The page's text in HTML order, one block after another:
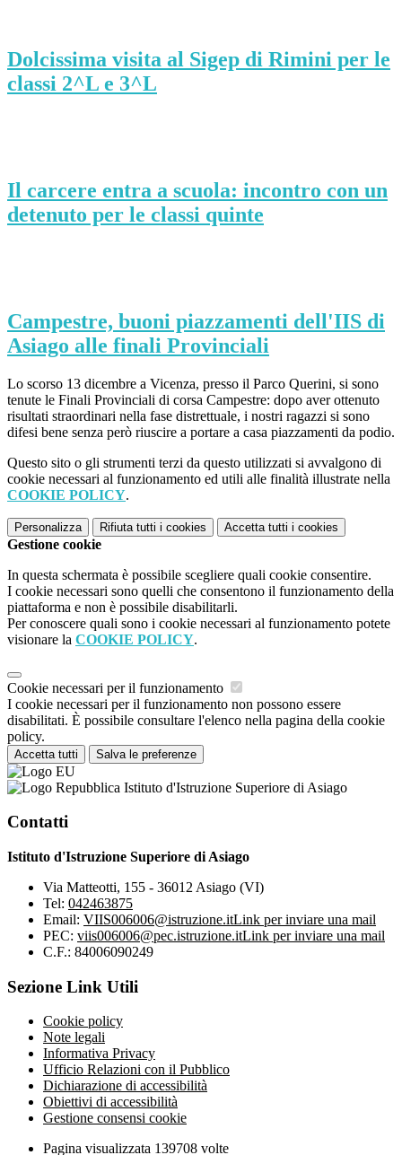
Dolcissima visita al Sigep di Rimini per le
classi 2^L e 3^L
Il carcere entra a scuola: incontro con un
detenuto per le classi quinte
Campestre, buoni piazzamenti dell'IIS di
Asiago alle finali Provinciali
Lo scorso 13 dicembre a Vicenza, presso il Parco Querini, si sono
tenute le Finali Provinciali di corsa Campestre: dopo aver ottenuto
risultati straordinari nella fase distrettuale, i nostri ragazzi si sono
difesi bene senza però riuscire a portare a casa piazzamenti da podio.
Questo sito o gli strumenti terzi da questo utilizzati si avvalgono di
cookie necessari al funzionamento ed utili alle finalità illustrate nella
COOKIE POLICY.
Personalizza Rifiuta tutti i cookies Accetta tutti i cookies
Gestione cookie
In questa schermata è possibile scegliere quali cookie consentire.
I cookie necessari sono quelli che consentono il funzionamento della
piattaforma e non è possibile disabilitarli.
Per conoscere quali sono i cookie necessari al funzionamento potete
visionare la COOKIE POLICY.
Cookie necessari per il funzionamento
I cookie necessari per il funzionamento non possono essere
disabilitati. È possibile consultare l'elenco nella pagina della cookie
policy.
Accetta tutti Salva le preferenze
Istituto d'Istruzione Superiore di Asiago
Contatti
Istituto d'Istruzione Superiore di Asiago
Via Matteotti, 155 - 36012 Asiago (VI)
Tel: 042463875
Email: VIIS006006@istruzione.itLink per inviare una mail
PEC: viis006006@pec.istruzione.itLink per inviare una mail
C.F.: 84006090249
Sezione Link Utili
Cookie policy
Note legali
Informativa Privacy
Ufficio Relazioni con il Pubblico
Dichiarazione di accessibilità
Obiettivi di accessibilità
Gestione consensi cookie
Pagina visualizzata 139708 volte